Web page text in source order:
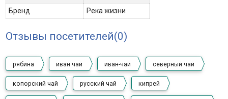
Бренд
Река жизни
Отзывы посетителей(0)
рябина иван чай иван-чай северный чай
копорский чай русский чай кипрей